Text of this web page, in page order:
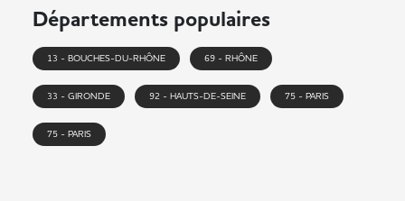
Départements populaires
13 - BOUCHES-DU-RHÔNE 69 - RHÔNE
33 - GIRONDE 92 - HAUTS-DE-SEINE 75 - PARIS
75 - PARIS